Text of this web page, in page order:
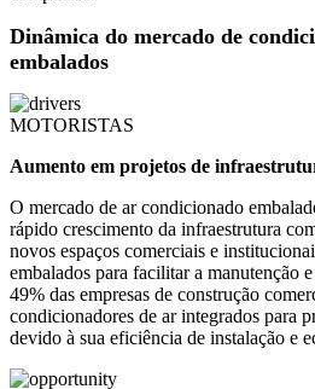
Dinâmica do mercado de
embalados
MOTORISTAS
Aumento em projetos de
O mercado de ar condicionado
rápido crescimento da infraestrutura
novos espaços comerciais e
embalados para facilitar a manutenção
49% das empresas de construção
condicionadores de ar integrados para
devido à sua eficiência de instalação e